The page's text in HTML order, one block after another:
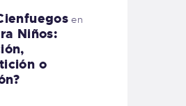
en
Niños:
o